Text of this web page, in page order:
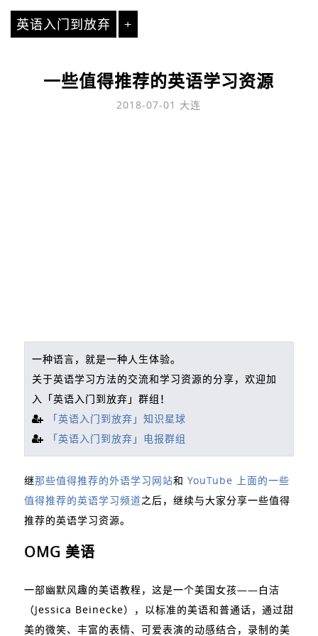
英语入门到放弃 +
一些值得推荐的英语学习资源
2018-07-01大连
一种语言，就是一种人生体验。
关于英语学习方法的交流和学习资源的分享，欢迎加
入「英语入门到放弃」群组！
「英语入门到放弃」知识星球
「英语入门到放弃」电报群组
继那些值得推荐的外语学习网站和 YouTube 上面的一些
值得推荐的英语学习频道之后，继续与大家分享一些值得
推荐的英语学习资源。
OMG 美语
一部幽默风趣的美语教程，这是一个美国女孩——白洁
（Jessica Beinecke），以标准的美语和普通话，通过甜
美的微笑、丰富的表情、可爱表演的动感结合，录制的美